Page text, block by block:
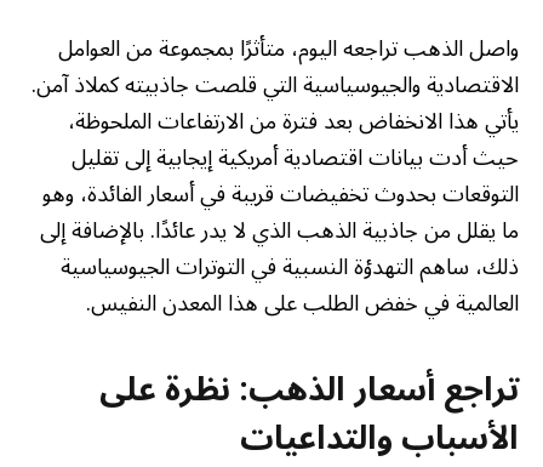
واصل الذهب تراجعه اليوم، متأثرًا بمجموعة من العوامل
الاقتصادية والجيوسياسية التي قلصت جاذبيته كملاذ آمن.
يأتي هذا الانخفاض بعد فترة من الارتفاعات الملحوظة،
حيث أدت بيانات اقتصادية أمريكية إيجابية إلى تقليل
التوقعات بحدوث تخفيضات قريبة في أسعار الفائدة، وهو
ما يقلل من جاذبية الذهب الذي لا يدر عائدًا. بالإضافة إلى
ذلك، ساهم التهدؤة النسبية في التوترات الجيوسياسية
العالمية في خفض الطلب على هذا المعدن النفيس.
تراجع أسعار الذهب: نظرة على
الأسباب والتداعيات